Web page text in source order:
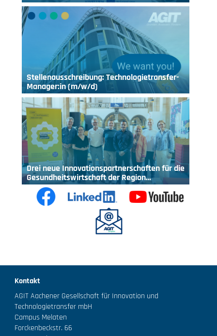
Stellenausschreibung: Technologietransfer-
Manager:in (m/w/d)
Drei neue Innovationspartnerschaften für die
Gesundheitswirtschaft der Region…
Kontakt
AGIT Aachener Gesellschaft für Innovation und
Technologietransfer mbH
Campus Melaten
Forckenbeckstr. 66